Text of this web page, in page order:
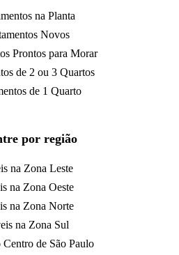
na Planta
Novos
Prontos para Morar
de 2 ou 3 Quartos
de 1 Quarto
por região
na Zona Leste
na Zona Oeste
na Zona Norte
na Zona Sul
de São Paulo